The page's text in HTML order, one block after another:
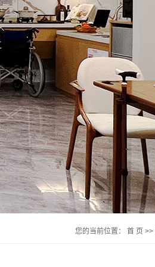
您的当前位置： 首 页 >>